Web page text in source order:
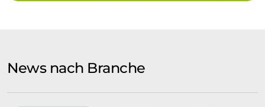
News nach Branche